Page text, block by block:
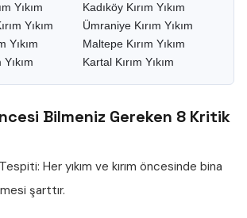
Yıkım
Yıkım
Yıkım
Kadıköy Kırım Yıkım
Ümraniye Kırım Yıkım
Maltepe Kırım Yıkım
Kartal Kırım Yıkım
Öncesi Bilmeniz Gereken 8 Kritik
Tespiti: Her yıkım ve kırım öncesinde bina
şarttır.